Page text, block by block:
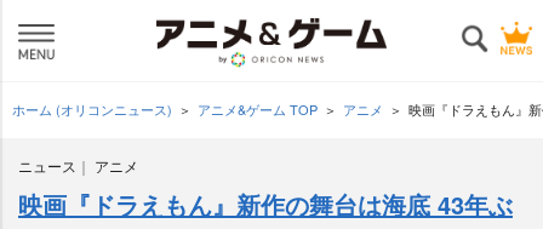
ホーム (オリコンニュース) アニメ&ゲーム TOP アニメ 映画『ドラえもん』
ニュース アニメ
映画『ドラえもん』新作の舞台は海底 43年ぶ